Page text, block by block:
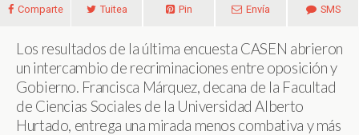
Comparte Tuitea Pin Envía SMS
Los resultados de la última encuesta CASEN abrieron
un intercambio de recriminaciones entre oposición y
Gobierno. Francisca Márquez, decana de la Facultad
de Ciencias Sociales de la Universidad Alberto
Hurtado, entrega una mirada menos combativa y más